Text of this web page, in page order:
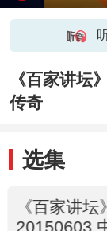
《百家讲坛
传奇
选集
《百家讲坛》
20150603